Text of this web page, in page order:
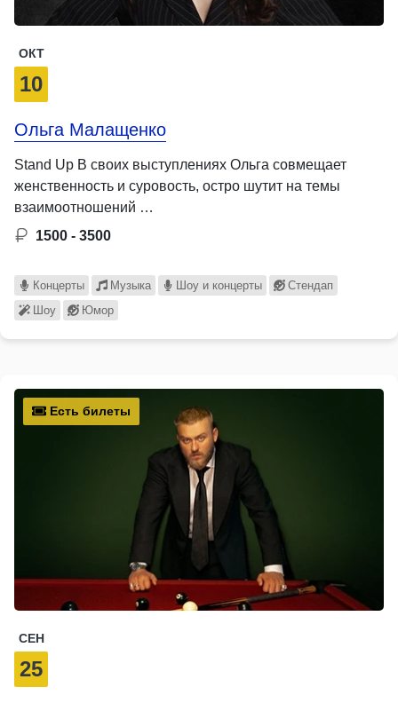
ОКТ
10
Ольга Малащенко
Stand Up В своих выступлениях Ольга совмещает
женственность и суровость, остро шутит на темы
взаимоотношений …
1500 - 3500
Концерты Музыка Шоу и концерты
Стендап
Шоу
Юмор
Есть билеты
СЕН
25